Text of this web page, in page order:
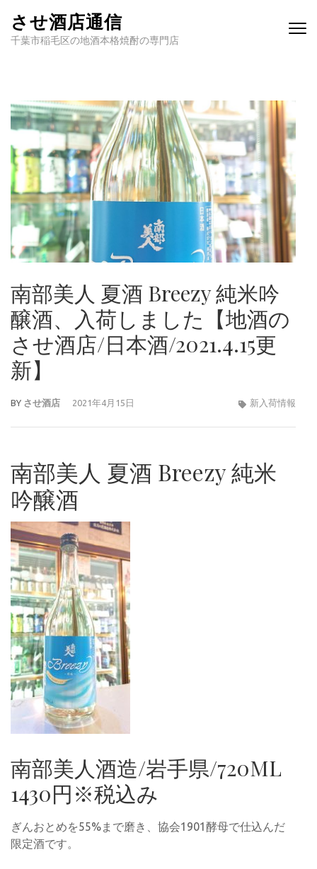
させ酒店通信
千葉市稲毛区の地酒本格焼酎の専門店
南部美人 夏酒 Breezy 純米吟
醸酒、入荷しました【地酒の
させ酒店/日本酒/2021.4.15更
新】
BY させ酒店 2021年4月15日 新入荷情報
南部美人 夏酒 Breezy 純米
吟醸酒
南部美人酒造/岩手県/720ML
1430円※税込み
ぎんおとめを55%まで磨き、協会1901酵母で仕込んだ
限定酒です。